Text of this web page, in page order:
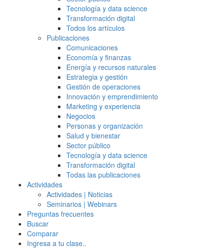
Tecnología y data science
Transformación digital
Todos los artículos
Publicaciones
Comunicaciones
Economía y finanzas
Energía y recursos naturales
Estrategia y gestión
Gestión de operaciones
Innovación y emprendimiento
Marketing y experiencia
Negocios
Personas y organización
Salud y bienestar
Sector público
Tecnología y data science
Transformación digital
Todas las publicaciones
Actividades
Actividades | Noticias
Seminarios | Webinars
Preguntas frecuentes
Buscar
Comparar
Ingresa a tu clase..